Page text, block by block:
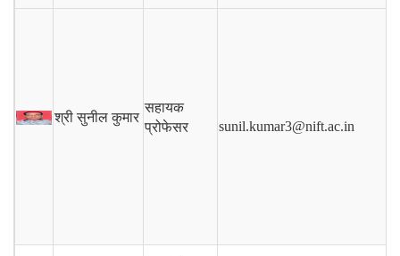
श्री सुनील कुमार
सहायक
प्रोफेसर
sunil.kumar3@nift.ac.in